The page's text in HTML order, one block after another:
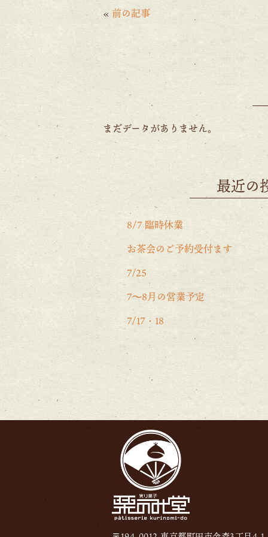
er
« 前の記事
まだデータがありません。
最近の
8/7 臨時休業
お茶会のご予約受付ます
7/25
7〜8月の営業予定
7/17・18